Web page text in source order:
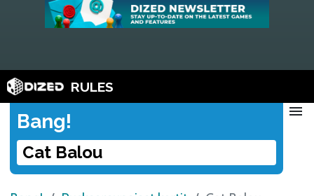
RULES
Bang!
Cat Balou
menu